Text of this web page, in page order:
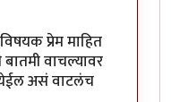
प्रेम माहित
वाचल्यावर
येईल असं वाटलंच